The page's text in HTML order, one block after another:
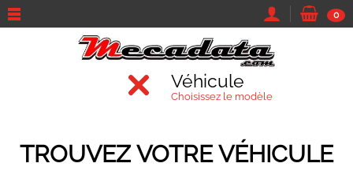
0
Véhicule
Choisissez le modèle
TROUVEZ VOTRE VÉHICULE